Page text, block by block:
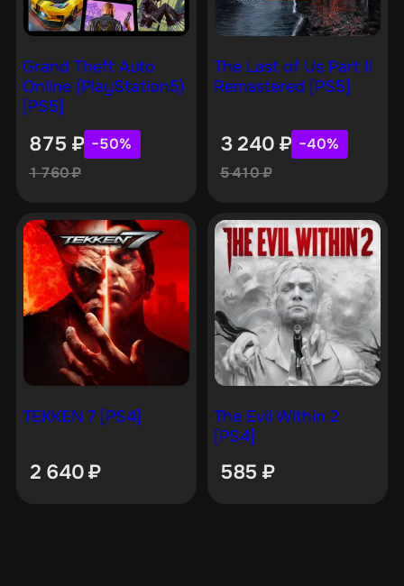
Grand Theft Auto
Online (PlayStation5)
[PS5]
875 ₽ −50%
1 760₽
The Last of Us Part II
Remastered [PS5]
3 240 ₽ −40%
5 410₽
TEKKEN 7 [PS4]
2 640₽
The Evil Within 2
[PS4]
585 ₽